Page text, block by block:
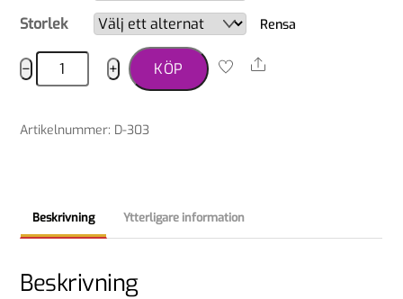
Storlek
Rensa
−
Dekal
långhårig
mängd
+ KÖP Share
Artikelnummer: D-303
Beskrivning Ytterligare information
Beskrivning